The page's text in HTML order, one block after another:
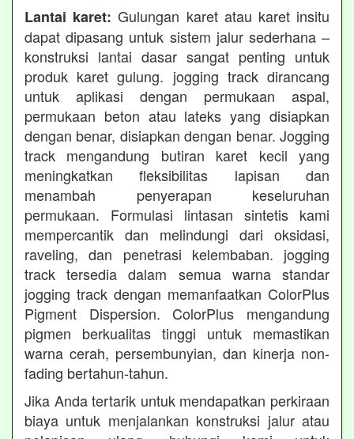
Lantai karet: Gulungan karet atau karet insitu
dapat dipasang untuk sistem jalur sederhana –
konstruksi lantai dasar sangat penting untuk
produk karet gulung. jogging track dirancang
untuk aplikasi dengan permukaan aspal,
permukaan beton atau lateks yang disiapkan
dengan benar, disiapkan dengan benar. Jogging
track mengandung butiran karet kecil yang
meningkatkan fleksibilitas lapisan dan
menambah penyerapan keseluruhan
permukaan. Formulasi lintasan sintetis kami
mempercantik dan melindungi dari oksidasi,
raveling, dan penetrasi kelembaban. jogging
track tersedia dalam semua warna standar
jogging track dengan memanfaatkan ColorPlus
Pigment Dispersion. ColorPlus mengandung
pigmen berkualitas tinggi untuk memastikan
warna cerah, persembunyian, dan kinerja non-
fading bertahun-tahun.
Jika Anda tertarik untuk mendapatkan perkiraan
biaya untuk menjalankan konstruksi jalur atau